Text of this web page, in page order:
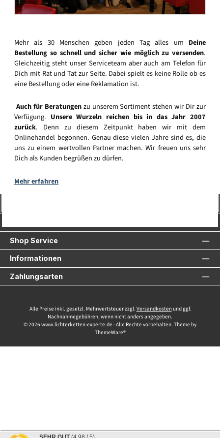
Mehr als 30 Menschen geben jeden Tag alles um Deine
Bestellung so schnell und sicher wie möglich zu versenden.
Gleichzeitig steht unser Serviceteam aber auch am Telefon für
Dich mit Rat und Tat zur Seite. Dabei spielt es keine Rolle ob es
eine Bestellung oder eine Reklamation ist.
Auch für Beratungenzu unserem Sortiment stehen wir Dir zur
Verfügung. Unsere Wurzeln reichen bis in das Jahr 2007
zurück. Denn zu diesem Zeitpunkt haben wir mit dem
Onlinehandel begonnen. Genau diese vielen Jahre sind es, die
uns zu einem wertvollen Partner machen. Wir freuen uns sehr
Dich als Kunden begrüßen zu dürfen.
Mehr erfahren
Shop Service
Informationen
Zahlungsarten
Alle Preise inkl. gesetzl. Mehrwertsteuer zzgl. Versandkostenund ggf.
Nachnahmegebühren, wenn nicht anders angegeben.
© 2026 www.lichterketten-experte.de - Alle Rechte vorbehalten. Theme by
ThemeWare®